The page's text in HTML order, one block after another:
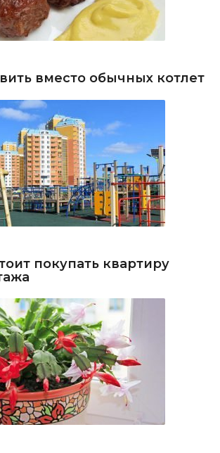
вместо обычных котлет
покупать квартиру